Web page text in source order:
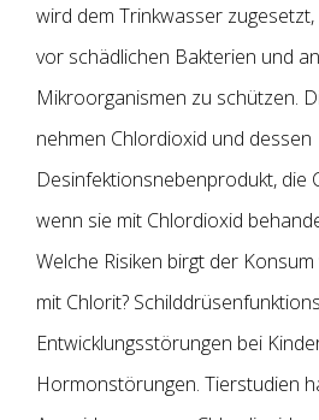
wird dem Trinkwasser
vor schädlichen Bakterien und
Mikroorganismen zu schützen.
nehmen Chlordioxid und dessen
Desinfektionsnebenprodukt, die
wenn sie mit Chlordioxid
Welche Risiken birgt der
mit Chlorit?
Entwicklungsstörungen bei
Hormonstörungen. Tierstudien